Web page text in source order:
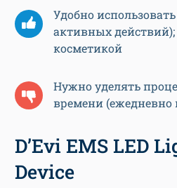
Удобно
активных
косметикой
Нужно уделять
времени (ежедневно
D’Evi EMS LED
Device